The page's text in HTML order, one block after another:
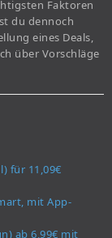
Faktoren
du dennoch
eines Deals,
über Vorschläge
für 11,09€
mit App-
ab 6,99€ mit